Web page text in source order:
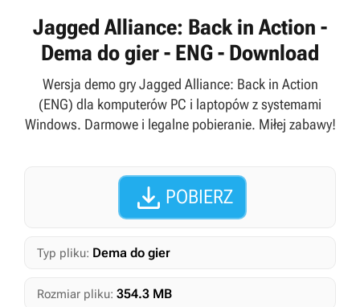
Jagged Alliance: Back in Action -
Dema do gier - ENG - Download
Wersja demo gry Jagged Alliance: Back in Action
(ENG) dla komputerów PC i laptopów z systemami
Windows. Darmowe i legalne pobieranie. Miłej zabawy!
 POBIERZ
Typ pliku: Dema do gier
Rozmiar pliku: 354.3 MB